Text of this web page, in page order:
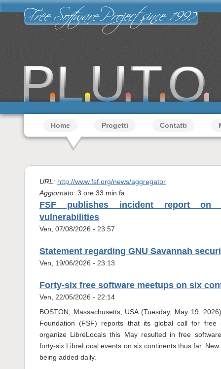
Salta al contenuto principale
Free Software Project since 1992
Menu principale
Home Progetti Contatti
URL: http://www.fsf.org/news/aggregator
Aggiornato: 3 ore 33 min fa
FSF publishes incident report on
vulnerabilities
Ven, 07/08/2026 - 23:57
Statement regarding GNU Savannah
Ven, 19/06/2026 - 23:13
Forty-six free software meetups on six
Ven, 22/05/2026 - 22:14
BOSTON, Massachusetts, USA (Tuesday, May 19,
Foundation (FSF) reports that its global call for free
organize LibreLocals this May resulted in free
forty-six LibreLocal events on six continents thus far.
being added daily.